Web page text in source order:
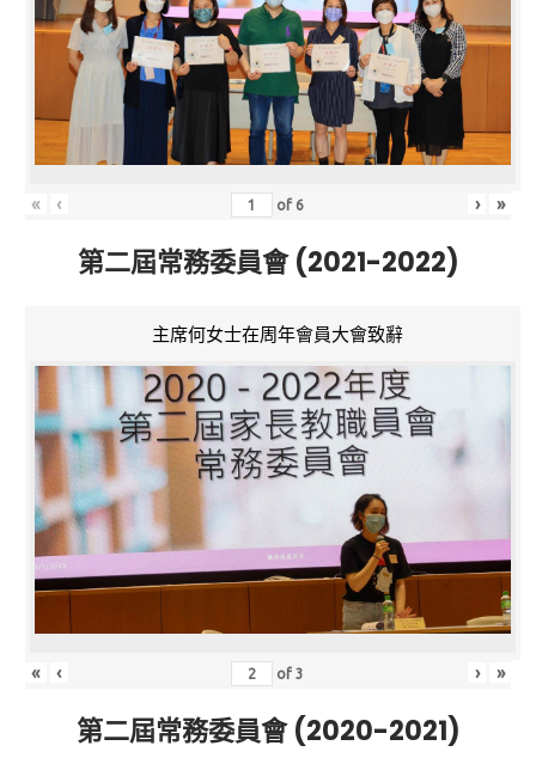
« ‹ of 6 › »
第二屆常務委員會 (2021-2022)
主席何女士在周年會員大會致辭
« ‹ of3 › »
第二屆常務委員會 (2020-2021)